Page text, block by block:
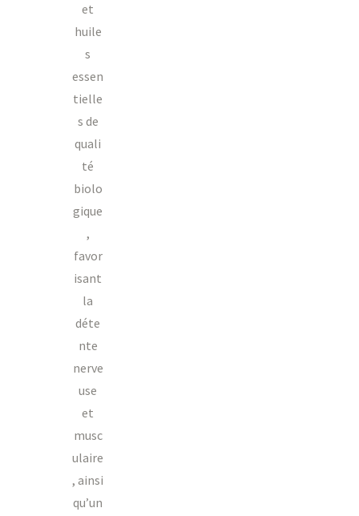
et
huile
s
essen
tielle
s de
quali
té
biolo
gique
,
favor
isant
la
déte
nte
nerve
use
et
musc
ulaire
, ainsi
qu’un